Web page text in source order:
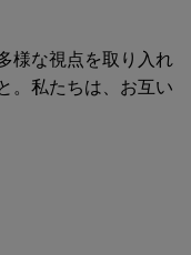
様な視点を取り入れ
。私たちは、お互い